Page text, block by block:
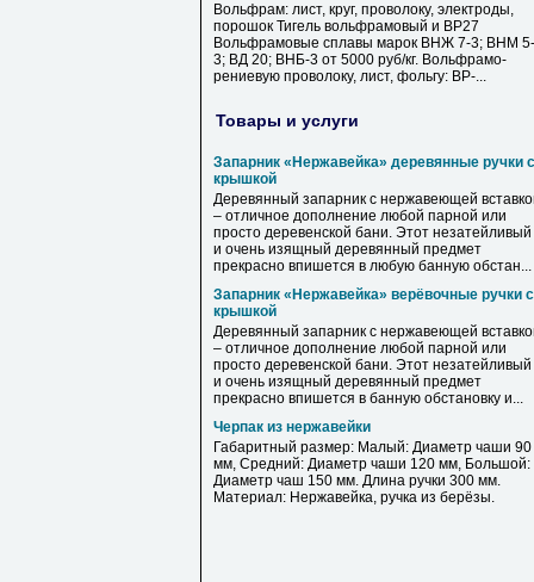
Вольфрам: лист, круг, проволоку, электроды,
порошок Тигель вольфрамовый и ВР27
Вольфрамовые сплавы марок ВНЖ 7-3; ВНМ 5-
3; ВД 20; ВНБ-3 от 5000 руб/кг. Вольфрамо-
рениевую проволоку, лист, фольгу: ВР-...
Товары и услуги
Запарник «Нержавейка» деревянные ручки с
крышкой
Деревянный запарник с нержавеющей
– отличное дополнение любой парной или
просто деревенской бани. Этот незатейливый
и очень изящный деревянный предмет
прекрасно впишется в любую банную обстан...
Запарник «Нержавейка» верёвочные ручки с
крышкой
Деревянный запарник с нержавеющей
– отличное дополнение любой парной или
просто деревенской бани. Этот незатейливый
и очень изящный деревянный предмет
прекрасно впишется в банную обстановку и...
Черпак из нержавейки
Габаритный размер: Малый: Диаметр чаши 90
мм, Средний: Диаметр чаши 120 мм, Большой:
Диаметр чаш 150 мм. Длина ручки 300 мм.
Материал: Нержавейка, ручка из берёзы.